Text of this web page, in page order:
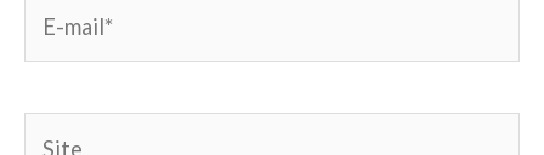
mail*